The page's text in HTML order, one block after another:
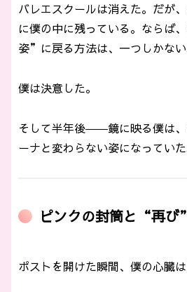
バレエスクールは消えた。だが
に僕の中に残っている。ならば
姿”に戻る方法は、一つしかない
僕は決意した。
そして半年後――鏡に映る僕は、
ーナと変わらない姿になっていた
ピンクの封筒と“再び
ポストを開けた瞬間、僕の心臓は